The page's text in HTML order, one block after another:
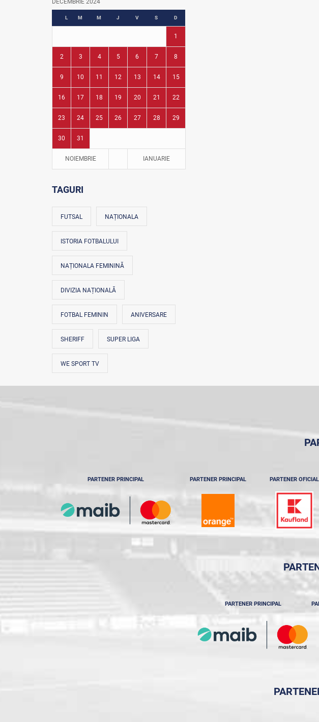
Fotbal în grădinițe
DECEMBRIE 2024
L M M J V S D
1
2 3 4 5 6 7 8
9 10 11 12 13 14 15
16 17 18 19 20 21 22
23 24 25 26 27 28 29
30 31
NOIEMBRIE IANUARIE
TAGURI
FUTSAL NAȚIONALA
ISTORIA FOTBALULUI
NAȚIONALA FEMININĂ
DIVIZIA NAȚIONALĂ
FOTBAL FEMININ ANIVERSARE
SHERIFF SUPER LIGA
WE SPORT TV
PARTENER PRINCIPAL PARTENER PRINCIPAL PARTENER OFICIAL
PARTENER PRINCIPAL